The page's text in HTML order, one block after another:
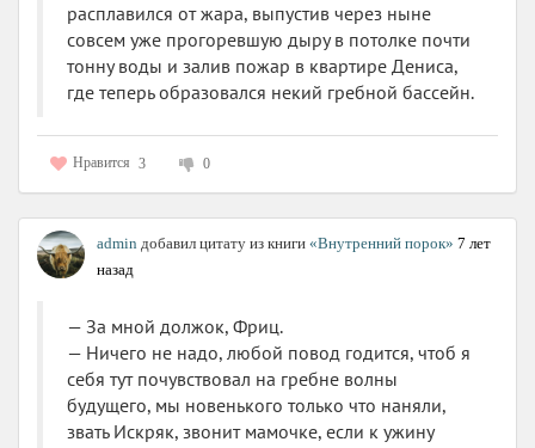
расплавился от жара, выпустив через ныне
совсем уже прогоревшую дыру в потолке почти
тонну воды и залив пожар в квартире Дениса,
где теперь образовался некий гребной бассейн.
Нравится 3 0
admin добавил цитату из книги «Внутренний порок» 7 лет
назад
— За мной должок, Фриц.
— Ничего не надо, любой повод годится, чтоб я
себя тут почувствовал на гребне волны
будущего, мы новенького только что наняли,
звать Искряк, звонит мамочке, если к ужину